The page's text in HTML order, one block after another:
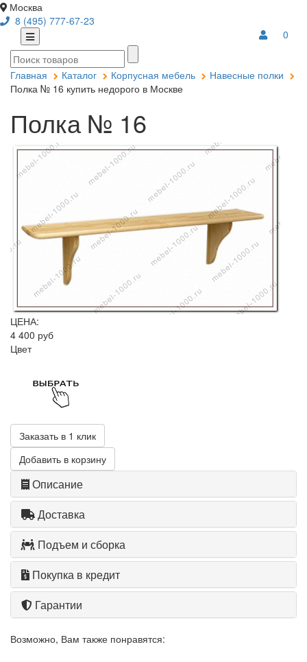
Москва
8 (495) 777-67-23
0
Главная Каталог Корпусная мебель
Навесные полки
Полка № 16 купить недорого в Москве
Полка № 16
ЦЕНА:
4 400 руб
Цвет
Заказать в 1 клик
Добавить в корзину
Описание
Доставка
Подъем и сборка
Покупка в кредит
Гарантии
Возможно, Вам также понравятся: